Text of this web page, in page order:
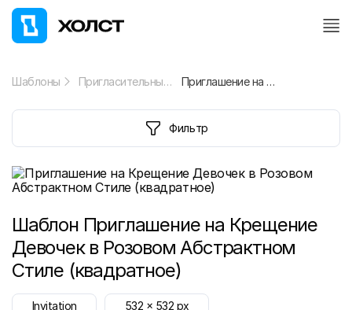
Шаблоны Пригласительный Приглашение на Крещение Девочек в Розовом Абстрактном Стиле (квадратное)
Фильтр
Шаблон Приглашение на Крещение
Девочек в Розовом Абстрактном
Стиле (квадратное)
Invitation 532 x 532 px